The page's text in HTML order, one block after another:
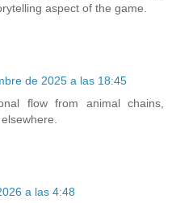
aspect of the game.
de 2025 a las 18:45
flow from animal chains,
a las 4:48